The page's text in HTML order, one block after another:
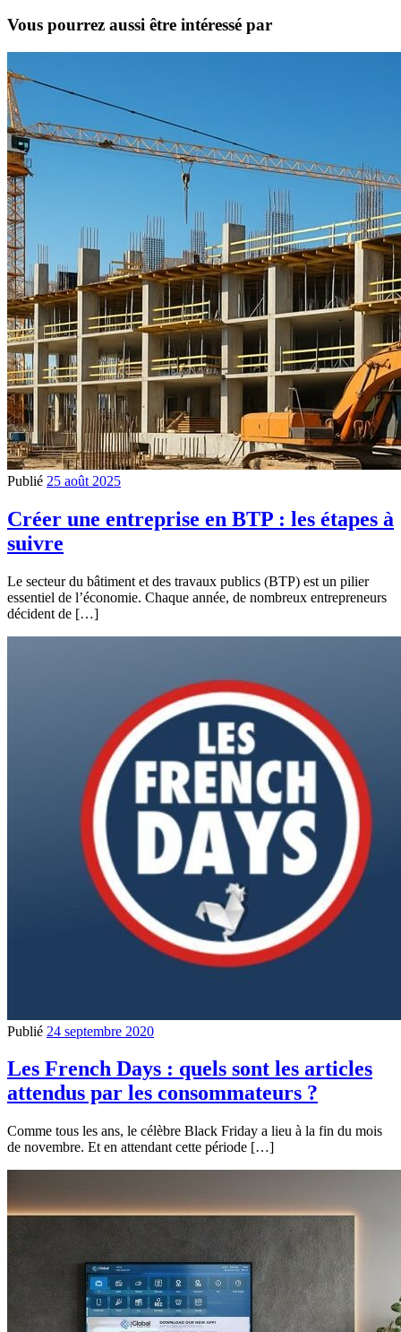
Vous pourrez aussi être intéressé par
Publié 25 août 2025
Créer une entreprise en BTP : les étapes à
suivre
Le secteur du bâtiment et des travaux publics (BTP) est un pilier
essentiel de l’économie. Chaque année, de nombreux entrepreneurs
décident de […]
Publié 24 septembre 2020
Les French Days : quels sont les articles
attendus par les consommateurs ?
Comme tous les ans, le célèbre Black Friday a lieu à la fin du mois
de novembre. Et en attendant cette période […]